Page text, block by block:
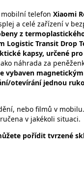
telefon Xiaomi
a celé zařízení v
z
Logistic Transit Drop
kapsy, určené
náhrada za
vybaven
otevírání jednou
nebo filmů v
v jakékoli situaci.
pořídit tvrzené